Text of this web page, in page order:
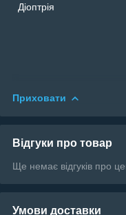
Діоптрія
Приховати
Відгуки про товар
Ще немає відгуків про
Умови доставки